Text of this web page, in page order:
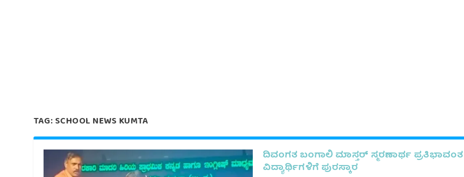
TAG:SCHOOL NEWS KUMTA
ದಿವಂಗತ ಬಂಗಾಲಿ ಮಾಸ್ತರ್ ಸ್ಮರಣಾರ್ಥ ಪ್ರತಿಭಾವಂತ
ವಿದ್ಯಾರ್ಥಿಗಳಿಗೆ ಪುರಸ್ಕಾರ